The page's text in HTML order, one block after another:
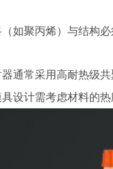
如聚丙烯）与结构
通常采用高耐热级
设计需考虑材料的热